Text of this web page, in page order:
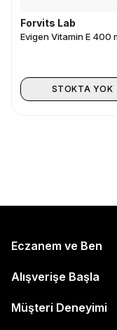
Forvits Lab
STOKTA YOK
Eczanem ve Ben
Alışverişe Başla
Müşteri Deneyimi